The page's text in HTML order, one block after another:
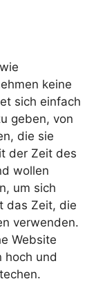
keine
sich einfach
geben, von
die sie
der Zeit des
wollen
um sich
das Zeit, die
verwenden.
Website
hoch und